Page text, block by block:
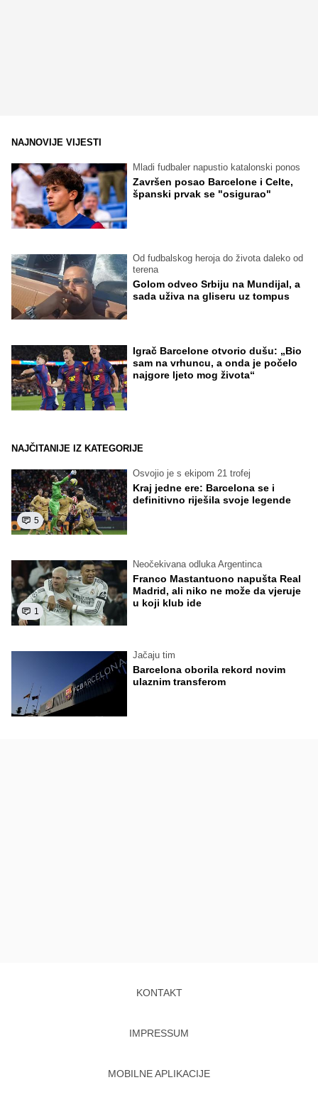
NAJNOVIJE VIJESTI
Mladi fudbaler napustio katalonski ponos
Završen posao Barcelone i Celte,
španski prvak se "osigurao"
Od fudbalskog heroja do života daleko od
terena
Golom odveo Srbiju na Mundijal, a
sada uživa na gliseru uz tompus
Igrač Barcelone otvorio dušu: „Bio
sam na vrhuncu, a onda je počelo
najgore ljeto mog života“
NAJČITANIJE IZ KATEGORIJE
5
Osvojio je s ekipom 21 trofej
Kraj jedne ere: Barcelona se i
definitivno riješila svoje legende
1
Neočekivana odluka Argentinca
Franco Mastantuono napušta Real
Madrid, ali niko ne može da vjeruje
u koji klub ide
Jačaju tim
Barcelona oborila rekord novim
ulaznim transferom
KONTAKT
IMPRESSUM
MOBILNE APLIKACIJE